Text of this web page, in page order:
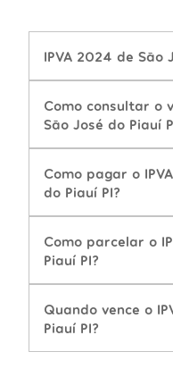
IPVA 2024 de São
Como consultar o
São José do Piauí
Como pagar o
do Piauí PI?
Como parcelar o
Piauí PI?
Quando vence o
Piauí PI?